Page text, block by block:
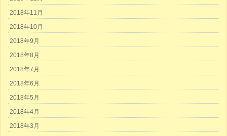
2018年11月
2018年10月
2018年9月
2018年8月
2018年7月
2018年6月
2018年5月
2018年4月
2018年3月